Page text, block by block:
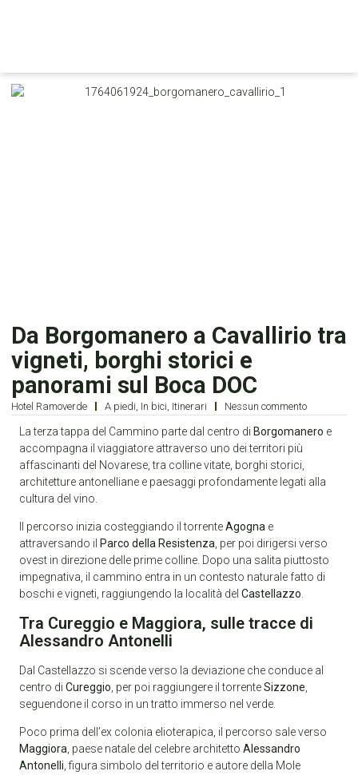
Da Borgomanero a Cavallirio tra
vigneti, borghi storici e
panorami sul Boca DOC
Hotel Ramoverde A piedi, In bici, Itinerari Nessun commento
La terza tappa del Cammino parte dal centro di Borgomanero e
accompagna il viaggiatore attraverso uno dei territori più
affascinanti del Novarese, tra colline vitate, borghi storici,
architetture antonelliane e paesaggi profondamente legati alla
cultura del vino.
Il percorso inizia costeggiando il torrenteAgogna e
attraversando il Parco della Resistenza, per poi dirigersi verso
ovest in direzione delle prime colline. Dopo una salita piuttosto
impegnativa, il cammino entra in un contesto naturale fatto di
boschi e vigneti, raggiungendo la località del Castellazzo.
Tra Cureggio e Maggiora, sulle tracce di
Alessandro Antonelli
Dal Castellazzo si scende verso la deviazione che conduce al
centro di Cureggio , per poi raggiungere il torrenteSizzone
seguendone il corso in un tratto immerso nel verde.
Poco prima dell’ex colonia elioterapica, il percorso sale verso
Maggiora , paese natale del celebre architetto Alessandro
Antonelli , figura simbolo del territorio e autore della Mole